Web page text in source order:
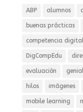
ABP alumnos
buenas prácticas
competencia digital
DigCompEdu
evaluación
hilos imágenes
mobile learning